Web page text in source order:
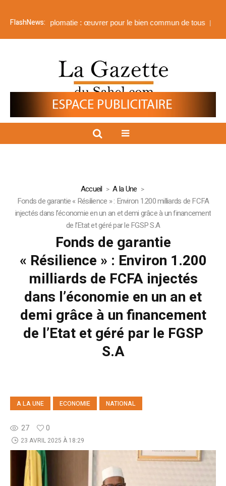
FlashNews:
Xiplomatie : œuvrer pour le bien commun de tous
Accueil
A la Une
Fonds de garantie « Résilience » : Environ 1.200 milliards de FCFA
injectés dans l’économie en un an et demi grâce à un financement
de l’Etat et géré par le FGSP S.A
Fonds de garantie
« Résilience » : Environ 1.200
milliards de FCFA injectés
dans l’économie en un an et
demi grâce à un financement
de l’Etat et géré par le FGSP
S.A
A LA UNE ECONOMIE NATIONAL
27 0
23 AVRIL 2025 À 18:29